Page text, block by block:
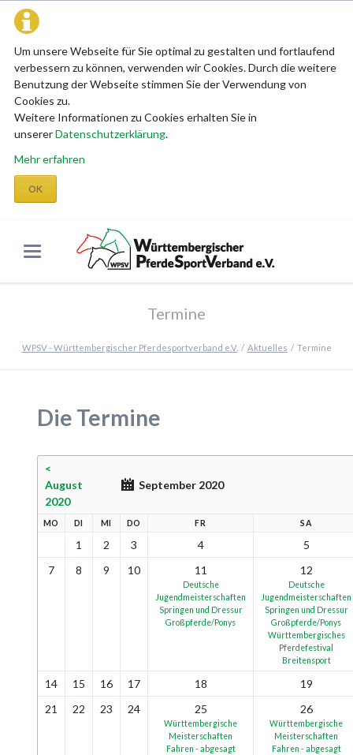
Um unsere Webseite für Sie optimal zu gestalten und fortlaufend
verbessern zu können, verwenden wir Cookies. Durch die weitere
Benutzung der Webseite stimmen Sie der Verwendung von
Cookies zu.
Weitere Informationen zu Cookies erhalten Sie in
unsererDatenschutzerklärung.
Mehr erfahren
OK
Termine
WPSV - Württembergischer Pferdesportverband e.V. Aktuelles Termine
Die Termine
<
August
2020
September 2020
MO DI MI DO FR SA
1 2 3 4
5
7
8 9 10 11
Deutsche
Jugendmeisterschaften
Springen und Dressur
Großpferde/Ponys
12
Deutsche
Jugendmeisterschaften
Springen und Dressur
Großpferde/Ponys
Württembergisches
Pferdefestival
Breitensport
14 15 16 17 18
19
21
22 23 24 25
Württembergische
Meisterschaften
Fahren - abgesagt
26
Württembergische
Meisterschaften
Fahren - abgesagt